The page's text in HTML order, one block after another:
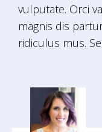
vulputate. Orci
magnis dis
ridiculus mus.